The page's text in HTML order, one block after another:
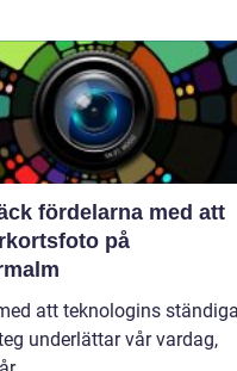
fördelarna med att
på
att teknologins ständiga
underlättar vår vardag,